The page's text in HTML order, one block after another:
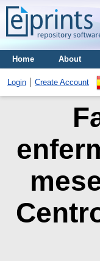
Home About
Login Create Account